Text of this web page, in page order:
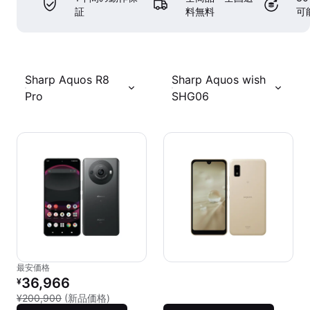
証
料無料
可
Sharp Aquos R8
Pro
Sharp Aquos wish
SHG06
最安価格
リファービッシュ品の価格：
¥36,966
¥200,900 (新品価格)